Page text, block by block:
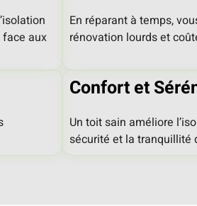
aux
En réparant à temps,
rénovation lourds et
Confort et
Un toit sain améliore
sécurité et la tranquillité